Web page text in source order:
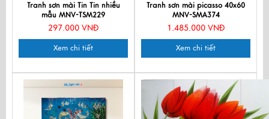
Tranh sơn mài Tin Tin nhiều
mẫu MNV-TSM229
297.000 VNĐ
Xem chi tiết
Tranh sơn mài picasso 40x60
MNV-SMA374
1.485.000 VNĐ
Xem chi tiết